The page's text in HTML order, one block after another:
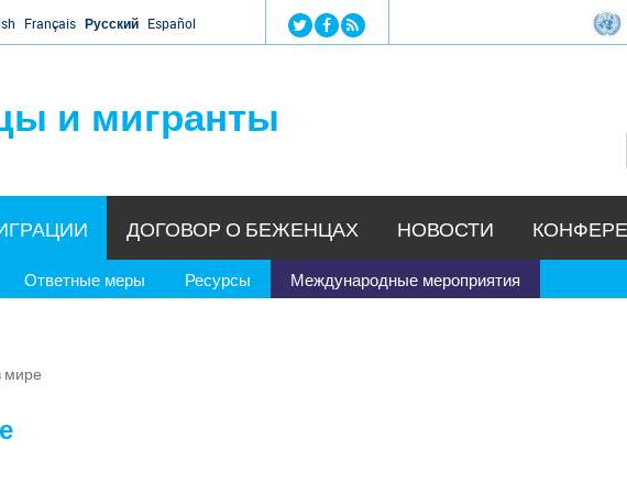
Jump to navigation
Français Русский Español
и мигранты
Ответные меры Ресурсы Международные мероприятия
ДОГОВОР О БЕЖЕНЦАХ НОВОСТИ
мире